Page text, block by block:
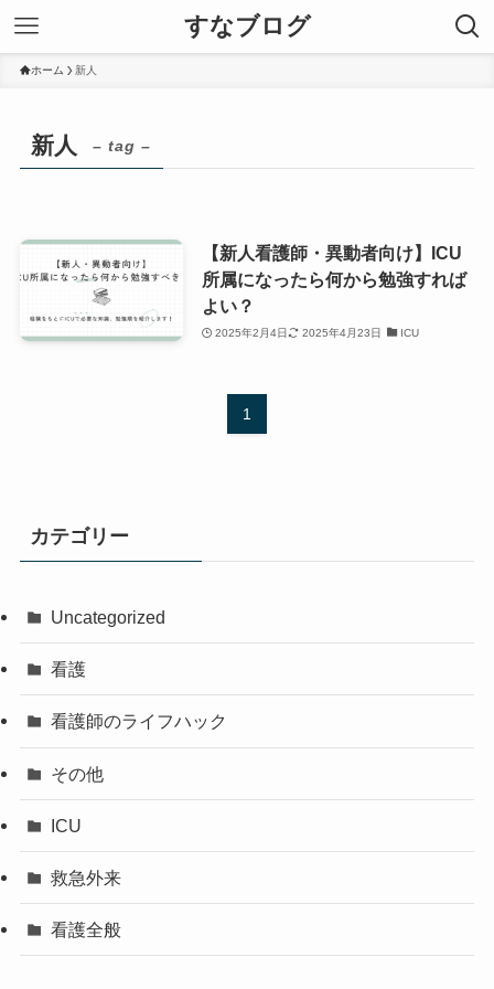
すなブログ
ホーム 新人
新人 – tag –
【新人看護師・異動者向け】ICU
所属になったら何から勉強すれば
よい？
2025年2月4日 2025年4月23日 ICU
1
カテゴリー
Uncategorized
看護
看護師のライフハック
その他
ICU
救急外来
看護全般